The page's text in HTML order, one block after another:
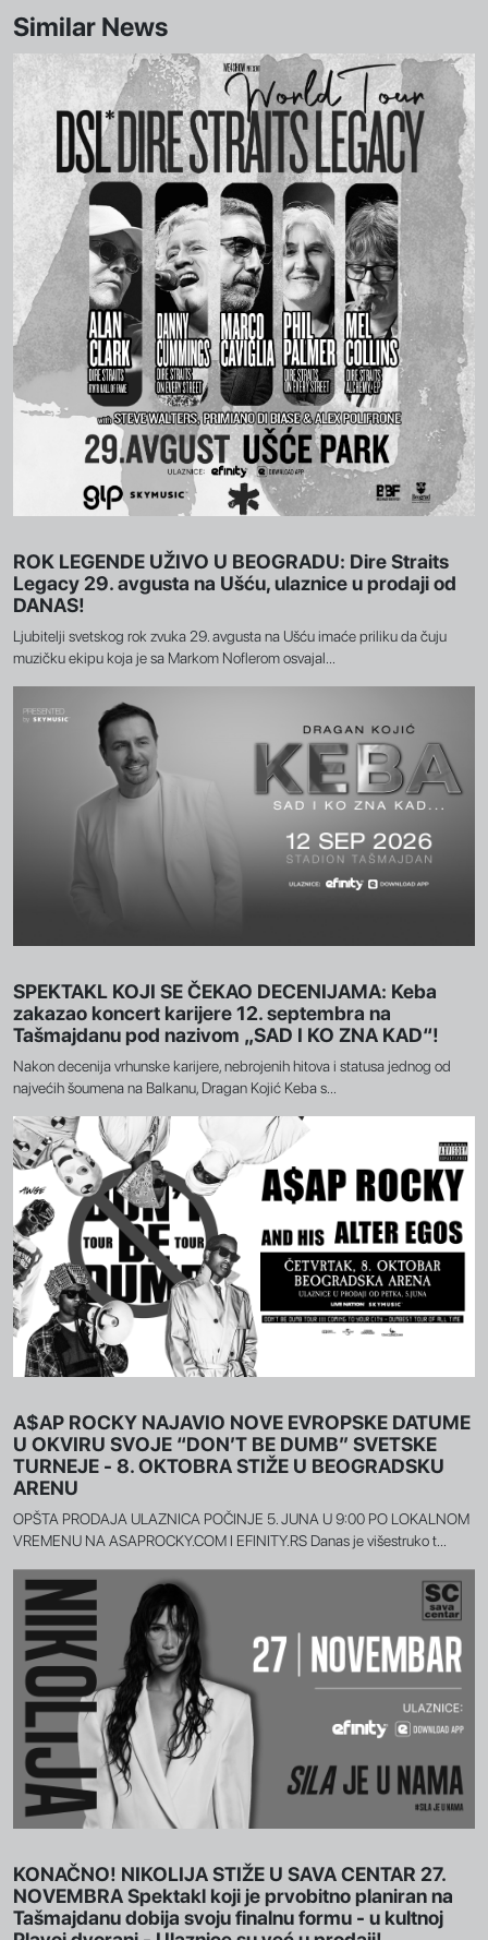
Similar News
ROK LEGENDE UŽIVO U BEOGRADU: Dire Straits
Legacy 29. avgusta na Ušću, ulaznice u prodaji od
DANAS!
Ljubitelji svetskog rok zvuka 29. avgusta na Ušću imaće priliku da čuju
muzičku ekipu koja je sa Markom Noflerom osvajal...
SPEKTAKL KOJI SE ČEKAO DECENIJAMA: Keba
zakazao koncert karijere 12. septembra na
Tašmajdanu pod nazivom „SAD I KO ZNA KAD“!
Nakon decenija vrhunske karijere, nebrojenih hitova i statusa jednog od
najvećih šoumena na Balkanu, Dragan Kojić Keba s...
A$AP ROCKY NAJAVIO NOVE EVROPSKE DATUME
U OKVIRU SVOJE “DON’T BE DUMB” SVETSKE
TURNEJE - 8. OKTOBRA STIŽE U BEOGRADSKU
ARENU
OPŠTA PRODAJA ULAZNICA POČINJE 5. JUNA U 9:00 PO LOKALNOM
VREMENU NA ASAPROCKY.COM I EFINITY.RS Danas je višestruko t...
KONAČNO! NIKOLIJA STIŽE U SAVA CENTAR 27.
NOVEMBRA Spektakl koji je prvobitno planiran na
Tašmajdanu dobija svoju finalnu formu - u kultnoj